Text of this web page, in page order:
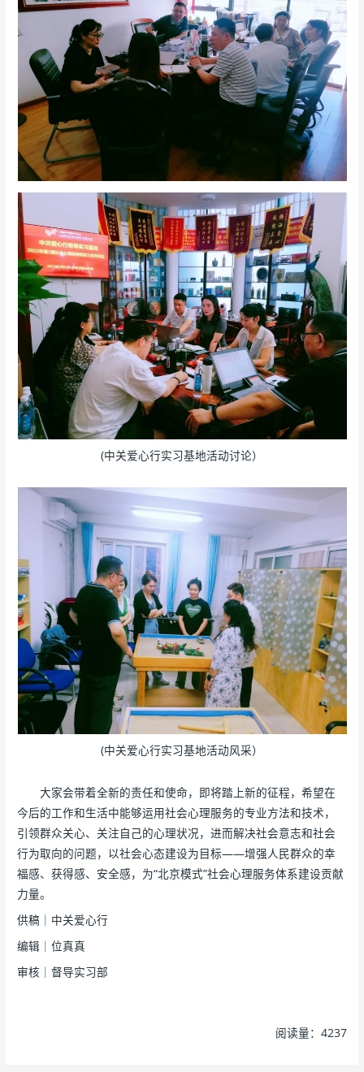
(中关爱心行实习基地活动讨论）
(中关爱心行实习基地活动风采）
大家会带着全新的责任和使命，即将踏上新的征程，希望在
今后的工作和生活中能够运用社会心理服务的专业方法和技术，
引领群众关心、关注自己的心理状况，进而解决社会意志和社会
行为取向的问题，以社会心态建设为目标——增强人民群众的幸
福感、获得感、安全感，为“北京模式”社会心理服务体系建设贡献
力量。
供稿｜中关爱心行
编辑｜位真真
审核｜督导实习部
阅读量：4237